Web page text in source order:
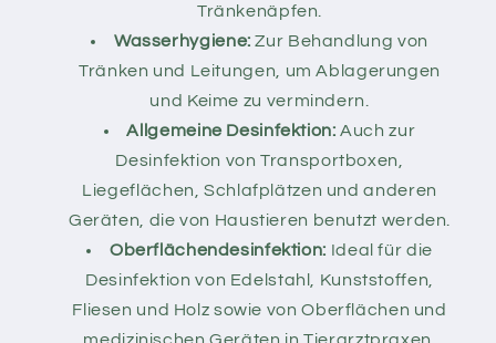
Tränkenäpfen.
Wasserhygiene:Zur Behandlung von
Tränken und Leitungen, um Ablagerungen
und Keime zu vermindern.
Allgemeine Desinfektion: Auch zur
Desinfektion von Transportboxen,
Liegeflächen, Schlafplätzen und anderen
Geräten, die von Haustieren benutzt werden.
Oberflächendesinfektion: Ideal für die
Desinfektion von Edelstahl, Kunststoffen,
Fliesen und Holz sowie von Oberflächen und
medizinischen Geräten in Tierarztpraxen.